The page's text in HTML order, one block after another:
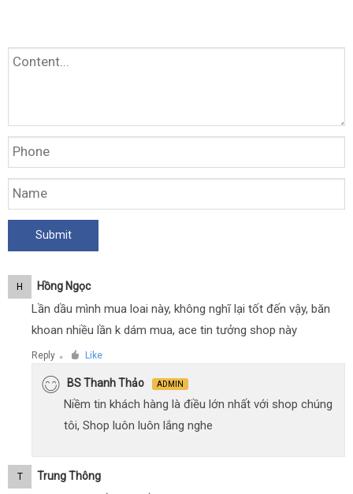
H Hồng Ngọc
Lần dầu mình mua loai này, không nghĩ lại tốt đến vậy, băn
khoan nhiều lần k dám mua, ace tin tưởng shop này
Reply ● Like
BS Thanh Thảo ADMIN
Niềm tin khách hàng là điều lớn nhất với shop chúng
tôi, Shop luôn luôn lắng nghe
T Trung Thông